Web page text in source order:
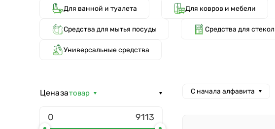
Для ванной и туалета Для ковров и мебели
Средства для мытья посуды Средства для
Универсальные средства
Ценазатовар С начала алфавита